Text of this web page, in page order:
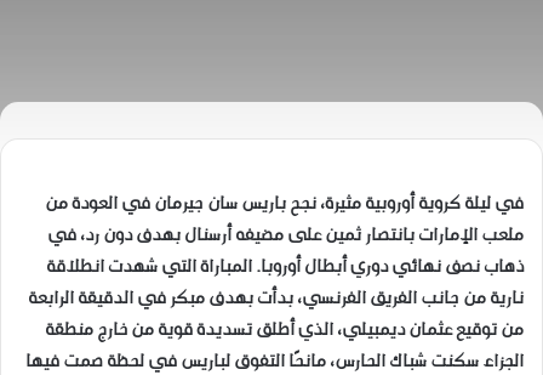
في ليلة كروية أوروبية مثيرة، نجح باريس سان جيرمان في العودة من
ملعب الإمارات بانتصار ثمين على مضيفه أرسنال بهدف دون رد، في
ذهاب نصف نهائي دوري أبطال أوروبا. المباراة التي شهدت انطلاقة
نارية من جانب الفريق الفرنسي، بدأت بهدف مبكر في الدقيقة الرابعة
من توقيع عثمان ديمبيلي، الذي أطلق تسديدة قوية من خارج منطقة
الجزاء سكنت شباك الحارس، مانحًا التفوق لباريس في لحظة صمت فيها